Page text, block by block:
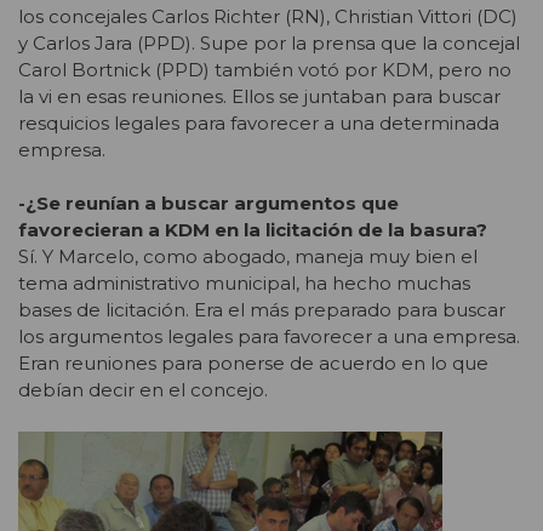
los concejales Carlos Richter (RN), Christian Vittori (DC)
y Carlos Jara (PPD). Supe por la prensa que la concejal
Carol Bortnick (PPD) también votó por KDM, pero no
la vi en esas reuniones. Ellos se juntaban para buscar
resquicios legales para favorecer a una determinada
empresa.
-¿Se reunían a buscar argumentos que
favorecieran a KDM en la licitación de la basura?
Sí. Y Marcelo, como abogado, maneja muy bien el
tema administrativo municipal, ha hecho muchas
bases de licitación. Era el más preparado para buscar
los argumentos legales para favorecer a una empresa.
Eran reuniones para ponerse de acuerdo en lo que
debían decir en el concejo.